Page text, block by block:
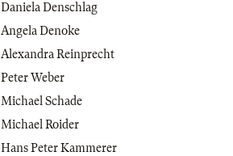
Daniela Denschlag
Angela Denoke
Alexandra Reinprecht
Peter Weber
Michael Schade
Michael Roider
Hans Peter Kammerer